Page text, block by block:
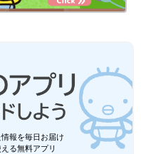
報を毎日お届け
る無料アプリ